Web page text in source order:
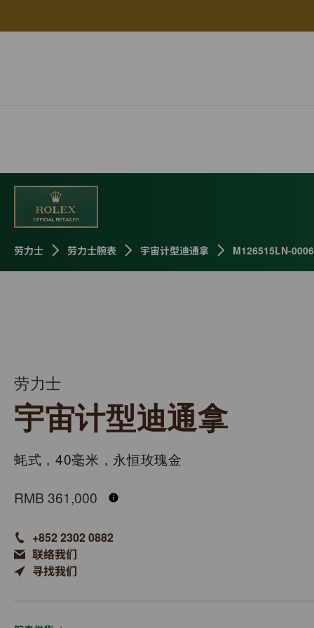
劳力士 劳力士腕表 宇宙计型迪通拿 M126515LN-0006
劳力士
宇宙计型迪通拿
蚝式，40毫米，永恒玫瑰金
RMB 361,000
+852 2302 0882
联络我们
寻找我们